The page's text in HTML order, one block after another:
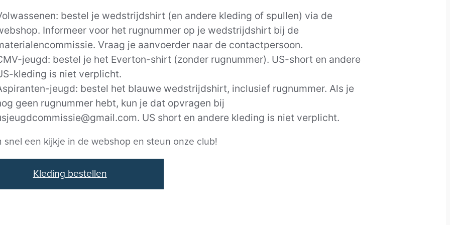
bestel je wedstrijdshirt (en andere kleding of spullen) via de
Informeer voor het rugnummer op je wedstrijdshirt bij de
Vraag je aanvoerder naar de contactpersoon.
jeugd: bestel je het Everton-shirt (zonder rugnummer). US-short en andere
kleding is niet verplicht.
jeugd: bestel het blauwe wedstrijdshirt, inclusief rugnummer. Als je
geen rugnummer hebt, kun je dat opvragen bij
US short en andere kleding is niet verplicht.
snel een kijkje in de webshop en steun onze club!
Kleding bestellen